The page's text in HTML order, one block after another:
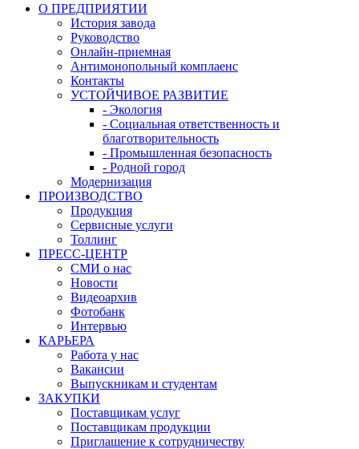
О ПРЕДПРИЯТИИ
История завода
Руководство
Онлайн-приемная
Антимонопольный комплаенс
Контакты
УСТОЙЧИВОЕ РАЗВИТИЕ
- Экология
- Социальная ответственность и
благотворительность
- Промышленная безопасность
- Родной город
Модернизация
ПРОИЗВОДСТВО
Продукция
Сервисные услуги
Толлинг
ПРЕСС-ЦЕНТР
СМИ о нас
Новости
Видеоархив
Фотобанк
Интервью
КАРЬЕРА
Работа у нас
Вакансии
Выпускникам и студентам
ЗАКУПКИ
Поставщикам услуг
Поставщикам продукции
Приглашение к сотрудничеству